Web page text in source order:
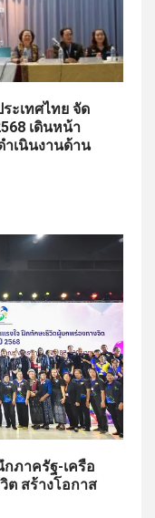
ะเทศไทย จัด
เดินหน้า
เนินงานด้าน
ภาครัฐ-เครือ
ต สร้างโอกาส